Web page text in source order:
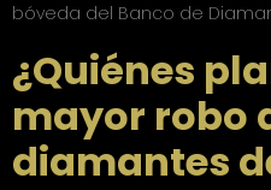
bóveda del Banco de
¿Quiénes
mayor robo
diamantes